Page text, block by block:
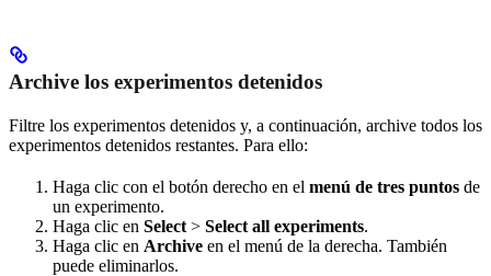
Archive los experimentos detenidos
Filtre los experimentos detenidos y, a continuación, archive todos los
experimentos detenidos restantes. Para ello:
Haga clic con el botón derecho en el menú de tres puntos de
un experimento.
Haga clic en Select > Select all experiments.
Haga clic en Archive en el menú de la derecha. También
puede eliminarlos.